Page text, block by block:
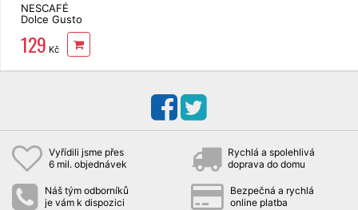
NESCAFÉ
Dolce Gusto
Espresso 16
ks
129 Kč
Vyřídili jsme přes
6 mil. objednávek
Rychlá a spolehlivá
doprava do domu
Náš tým odborníků
je vám k dispozici
Bezpečná a rychlá
online platba